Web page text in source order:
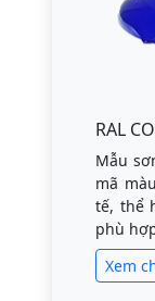
RAL
Mẫu
mã
tế, thể
phù
Xem